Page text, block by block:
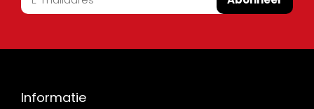
Informatie